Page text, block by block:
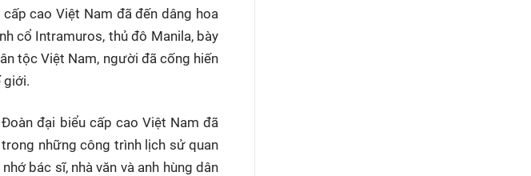
cao Việt Nam đã đến dâng hoa
cổ Intramuros, thủ đô Manila, bày
tộc Việt Nam, người đã cống hiến
giới.
đại biểu cấp cao Việt Nam đã
những công trình lịch sử quan
bác sĩ, nhà văn và anh hùng dân